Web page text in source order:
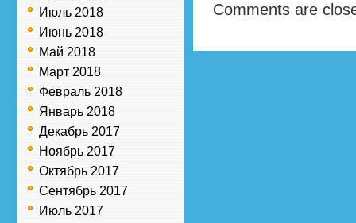
Июль 2018
Июнь 2018
Май 2018
Март 2018
Февраль 2018
Январь 2018
Декабрь 2017
Ноябрь 2017
Октябрь 2017
Сентябрь 2017
Июль 2017
Comments are